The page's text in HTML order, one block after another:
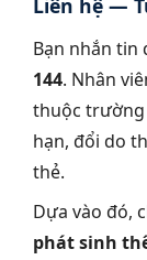
Liên hệ —
Bạn nhắn tin
144. Nhân
thuộc trường
hạn, đổi do
thẻ.
Dựa vào đó,
phát sinh